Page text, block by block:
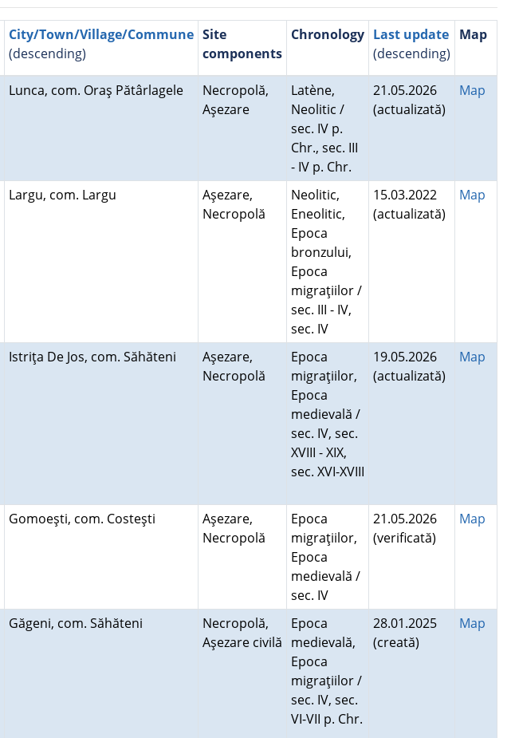
City/Town/Village/Commune
(descending)
Site
components
Chronology Last update
(descending)
Map
Lunca, com. Oraş Pătârlagele
Necropolă,
Aşezare
Latène,
Neolitic /
sec. IV p.
Chr., sec. III
- IV p. Chr.
21.05.2026
(actualizată)
Map
Largu, com. Largu
Aşezare,
Necropolă
Neolitic,
Eneolitic,
Epoca
bronzului,
Epoca
migraţiilor /
sec. III - IV,
sec. IV
15.03.2022
(actualizată)
Map
Istriţa De Jos, com. Săhăteni
Aşezare,
Necropolă
Epoca
migraţiilor,
Epoca
medievală /
sec. IV, sec.
XVIII - XIX,
sec. XVI-XVIII
19.05.2026
(actualizată)
Map
Gomoeşti, com. Costeşti
Aşezare,
Necropolă
Epoca
migraţiilor,
Epoca
medievală /
sec. IV
21.05.2026
(verificată)
Map
Găgeni, com. Săhăteni
Necropolă,
Aşezare civilă
Epoca
medievală,
Epoca
migraţiilor /
sec. IV, sec.
VI-VII p. Chr.
28.01.2025
(creată)
Map